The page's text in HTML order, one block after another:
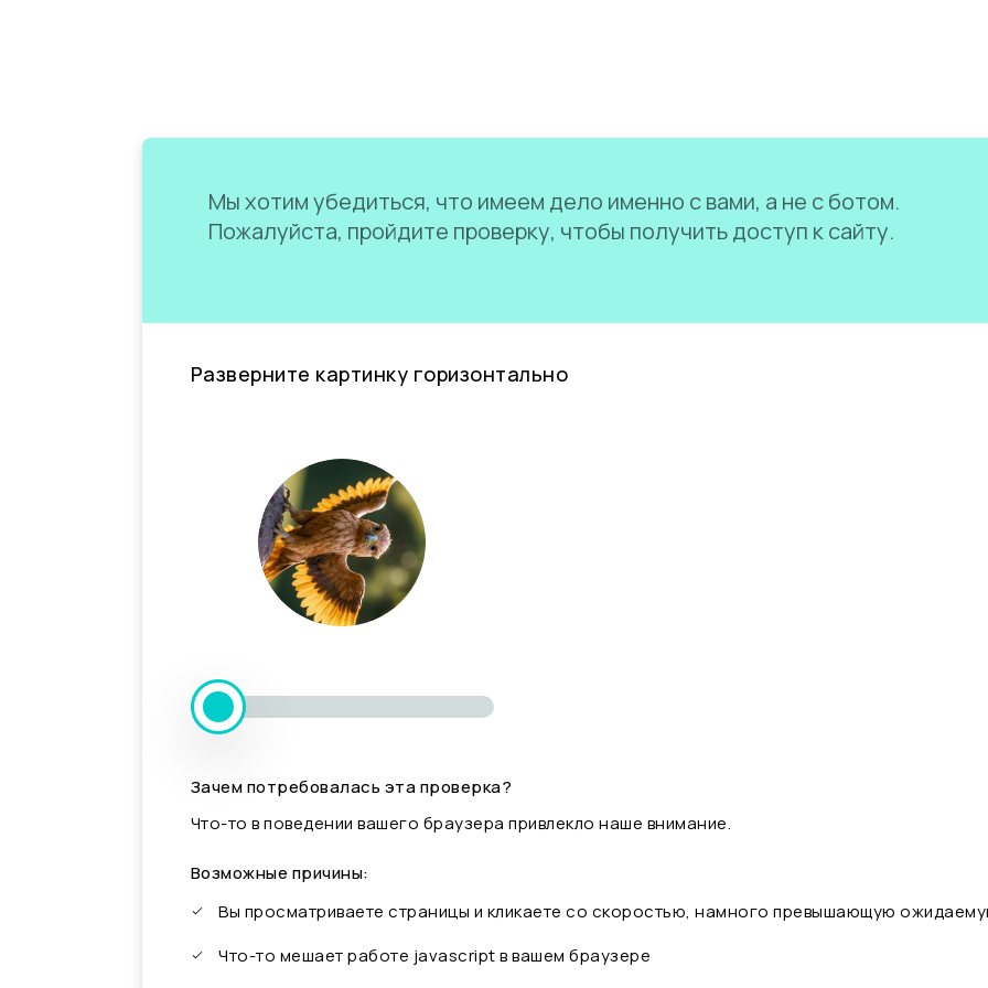
Мы хотим убедиться, что имеем дело именно с вами, а не с ботом.
Пожалуйста, пройдите проверку, чтобы получить доступ к сайту.
Разверните картинку горизонтально
Зачем потребовалась эта проверка?
Что-то в поведении вашего браузера привлекло наше внимание.
Возможные причины:
Вы просматриваете страницы и кликаете со скоростью, намного превышающую
Что-то мешает работе javascript в вашем браузере